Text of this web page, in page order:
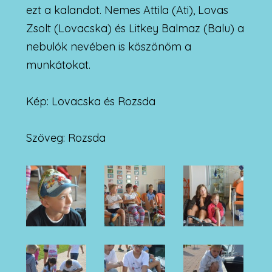
ezt a kalandot. Nemes Attila (Ati), Lovas
Zsolt (Lovacska) és Litkey Balmaz (Balu) a
nebulók nevében is köszönöm a
munkátokat.
Kép: Lovacska és Rozsda
Szöveg: Rozsda